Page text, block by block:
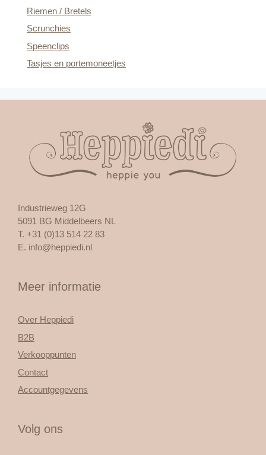
Riemen / Bretels
Scrunchies
Speenclips
Tasjes en portemoneetjes
Industrieweg 12G
5091 BG Middelbeers NL
T. +31 (0)13 514 22 83
E. info@heppiedi.nl
Meer informatie
Over Heppiedi
B2B
Verkooppunten
Contact
Accountgegevens
Volg ons